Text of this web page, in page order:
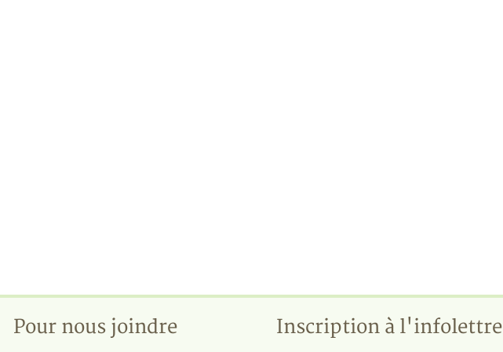
Pour nous joindre Inscription à l'infolettre